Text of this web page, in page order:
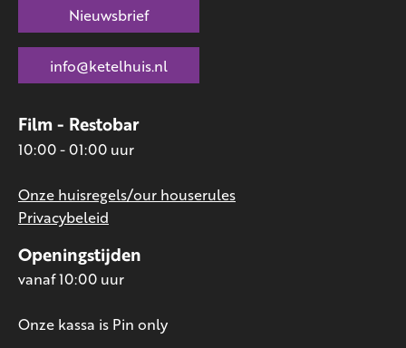
Openingstijden
vanaf 10:00 uur
Onze kassa is Pin only
Film - Restobar
10:00 - 01:00 uur
Onze huisregels/our houserules
Privacybeleid
Nieuwsbrief
info@ketelhuis.nl